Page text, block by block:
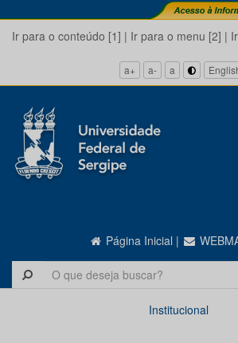
Ir para o conteúdo [1] | Ir para o menu [2] |
a+ a- a
Página Inicial |
Institucional